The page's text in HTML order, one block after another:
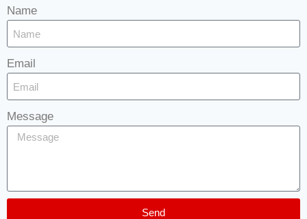
Name
Email
Message
Send